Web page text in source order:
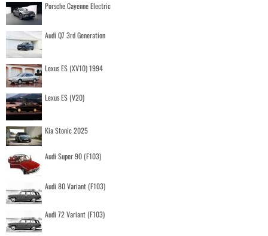
Porsche Cayenne Electric
Audi Q7 3rd Generation
Lexus ES (XV10) 1994
Lexus ES (V20)
Kia Stonic 2025
Audi Super 90 (F103)
Audi 80 Variant (F103)
Audi 72 Variant (F103)